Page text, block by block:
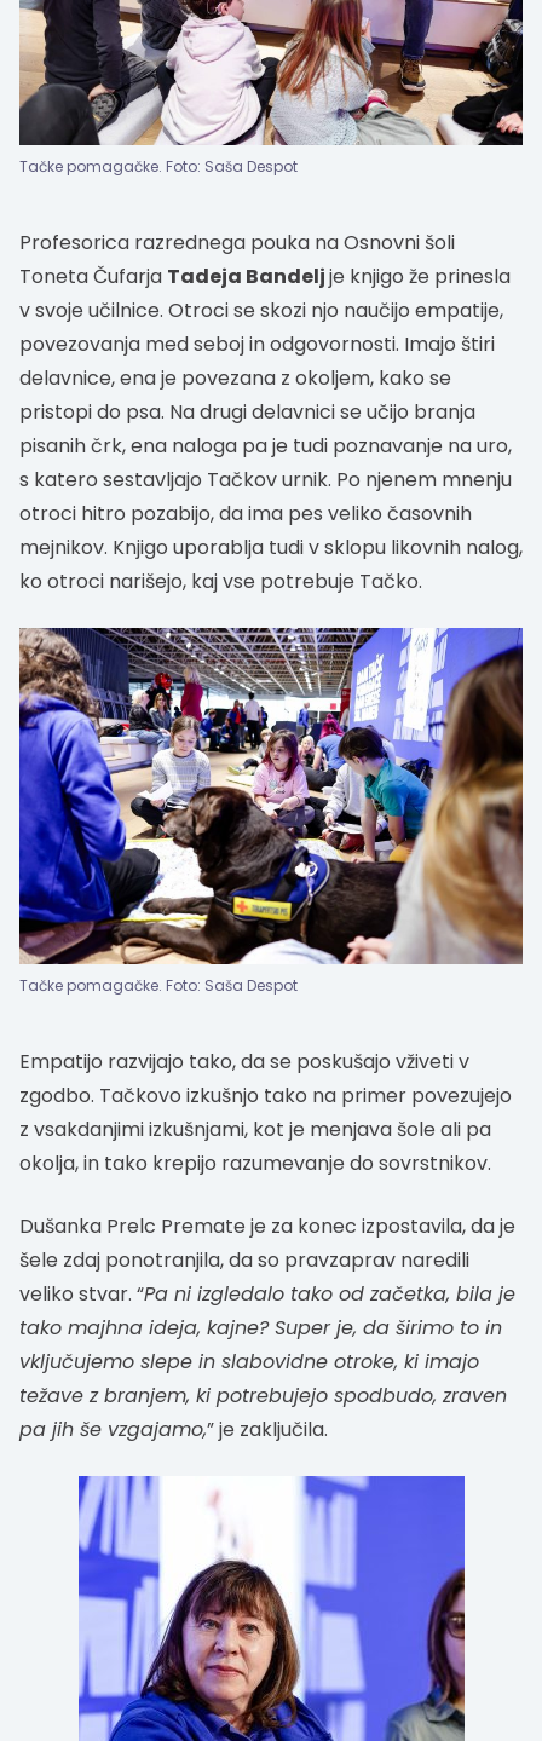
Tačke pomagačke. Foto: Saša Despot
Profesorica razrednega pouka na Osnovni šoli
Toneta Čufarja Tadeja Bandeljje knjigo že prinesla
v svoje učilnice. Otroci se skozi njo naučijo empatije,
povezovanja med seboj in odgovornosti. Imajo štiri
delavnice, ena je povezana z okoljem, kako se
pristopi do psa. Na drugi delavnici se učijo branja
pisanih črk, ena naloga pa je tudi poznavanje na uro,
s katero sestavljajo Tačkov urnik. Po njenem mnenju
otroci hitro pozabijo, da ima pes veliko časovnih
mejnikov. Knjigo uporablja tudi v sklopu likovnih nalog,
ko otroci narišejo, kaj vse potrebuje Tačko.
Tačke pomagačke. Foto: Saša Despot
Empatijo razvijajo tako, da se poskušajo vživeti v
zgodbo. Tačkovo izkušnjo tako na primer povezujejo
z vsakdanjimi izkušnjami, kot je menjava šole ali pa
okolja, in tako krepijo razumevanje do sovrstnikov.
Dušanka Prelc Premate je za konec izpostavila, da je
šele zdaj ponotranjila, da so pravzaprav naredili
veliko stvar. “Pa ni izgledalo tako od začetka, bila je
tako majhna ideja, kajne? Super je, da širimo to in
vključujemo slepe in slabovidne otroke, ki imajo
težave z branjem, ki potrebujejo spodbudo, zraven
pa jih še vzgajamo,” je zaključila.